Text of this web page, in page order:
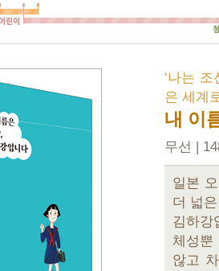
‘나는
은 세계
내 이
무선 |
일본
더 넓
김하강
체성
않고